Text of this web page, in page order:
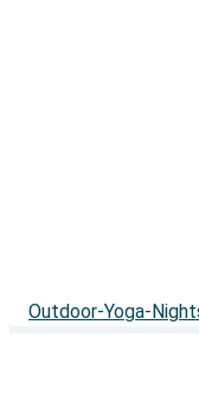
Outdoor-Yoga-